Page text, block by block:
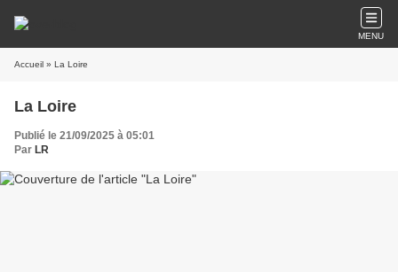
MENU
Accueil » La Loire
La Loire
Publié le 21/09/2025 à 05:01
Par LR